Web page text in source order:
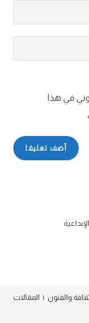
في هذا
والفنون المقالات